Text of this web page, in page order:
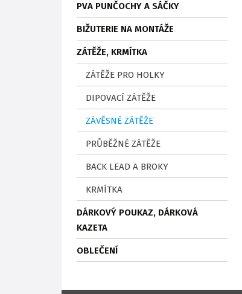
PVA PUNČOCHY A SÁČKY
BIŽUTERIE NA MONTÁŽE
ZÁTĚŽE, KRMÍTKA
ZÁTĚŽE PRO HOLKY
DIPOVACÍ ZÁTĚŽE
ZÁVĚSNÉ ZÁTĚŽE
PRŮBĚŽNÉ ZÁTĚŽE
BACK LEAD A BROKY
KRMÍTKA
DÁRKOVÝ POUKAZ, DÁRKOVÁ
KAZETA
OBLEČENÍ